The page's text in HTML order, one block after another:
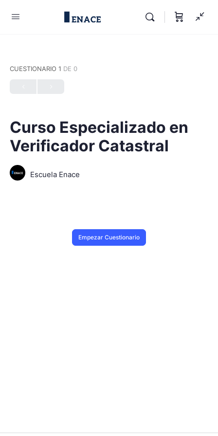
CUESTIONARIO 1 DE 0
Curso Especializado en
Verificador Catastral
Escuela Enace